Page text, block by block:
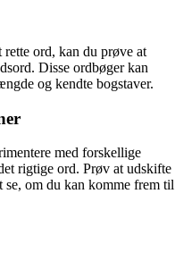
ord, kan du prøve at
Disse ordbøger kan
og kendte bogstaver.
med forskellige
rigtige ord. Prøv at udskifte
om du kan komme frem til